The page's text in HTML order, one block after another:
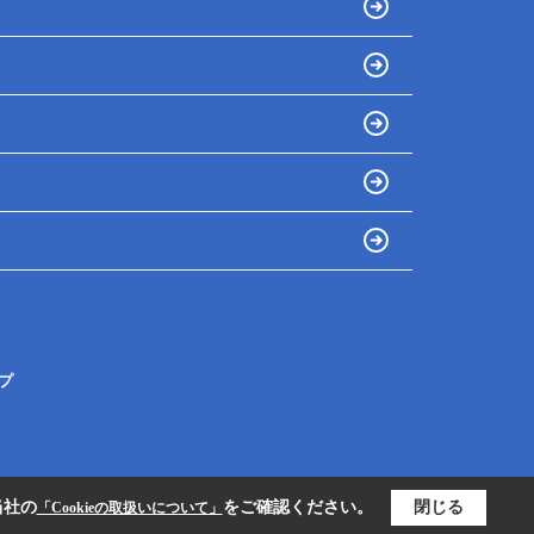
の「Cookieの取扱いについて」 をご確認ください。 閉じる